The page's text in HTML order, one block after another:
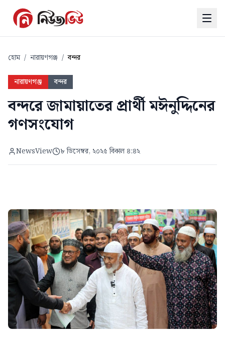
হোম / নারায়ণগঞ্জ / বন্দর
নারায়ণগঞ্জ বন্দর
বন্দরে জামায়াতের প্রার্থী মঈনুদ্দিনের
গণসংযোগ
NewsView ৮ ডিসেম্বর, ২০২৫ বিকাল ৪:৪২